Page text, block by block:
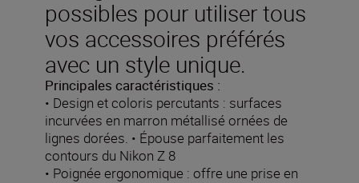
possibles pour utiliser tous
vos accessoires préférés
avec un style unique.
Principales caractéristiques :
• Design et coloris percutants : surfaces
incurvées en marron métallisé ornées de
lignes dorées. • Épouse parfaitement les
contours du Nikon Z 8
• Poignée ergonomique : offre une prise en